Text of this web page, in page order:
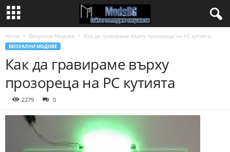
Home Визуални Модове Как да гравираме върху прозореца на PC кутията
ВИЗУАЛНИ МОДОВЕ
Как да гравираме върху
прозореца на PC кутията
2279 0